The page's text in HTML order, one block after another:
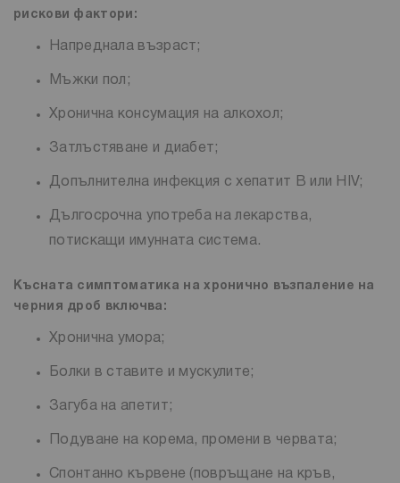
рискови фактори:
Напреднала възраст;
Мъжки пол;
Хронична консумация на алкохол;
Затлъстяване и диабет;
Допълнителна инфекция с хепатит B или HIV;
Дългосрочна употреба на лекарства,
потискащи имунната система.
Късната симптоматика на хронично възпаление на
черния дроб включва:
Хронична умора;
Болки в ставите и мускулите;
Загуба на апетит;
Подуване на корема, промени в червата;
Спонтанно кървене (повръщане на кръв,